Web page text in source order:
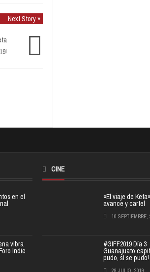
Next Story »
en el
vibra
Indie
CINE
«El viaje de
avance y cartel
10 SEPTIEMBRE,
#GIFF2019 Día 3
Guanajuato
pudo, sí se pudo!
29 JULIO, 2019